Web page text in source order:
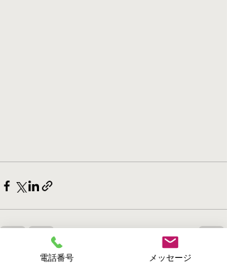
電話番号 メッセージ